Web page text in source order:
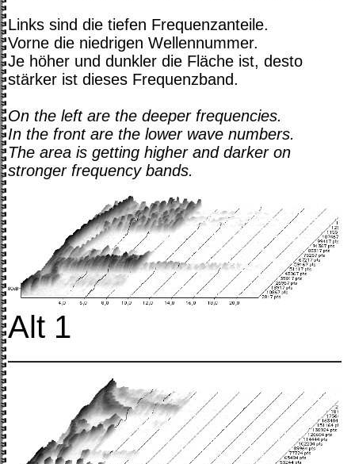
Links sind die tiefen Frequenzanteile.
Vorne die niedrigen Wellennummer.
Je höher und dunkler die Fläche ist, desto
stärker ist dieses Frequenzband.
On the left are the deeper frequencies.
In the front are the lower wave numbers.
The area is getting higher and darker on
stronger frequency bands.
Alt 1